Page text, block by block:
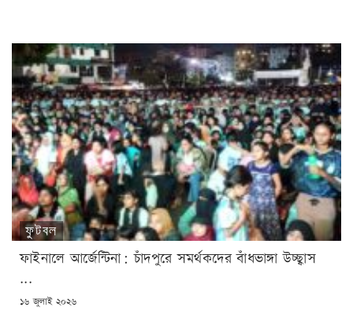
ফুটবল
ফাইনালে আর্জেন্টিনা: চাঁদপুরে সমর্থকদের বাঁধভাঙ্গা উচ্ছ্বাস
...
POSTED
১৬ জুলাই ২০২৬